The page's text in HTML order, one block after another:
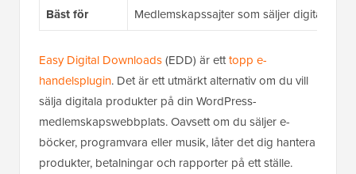
Bäst för
Medlemskapssajter som säljer digitala
Easy Digital Downloads(EDD) är etttopp e-
handelsplugin. Det är ett utmärkt alternativ om du vill
sälja digitala produkter på din WordPress-
medlemskapswebbplats. Oavsett om du säljer e-
böcker, programvara eller musik, låter det dig hantera
produkter, betalningar och rapporter på ett ställe.